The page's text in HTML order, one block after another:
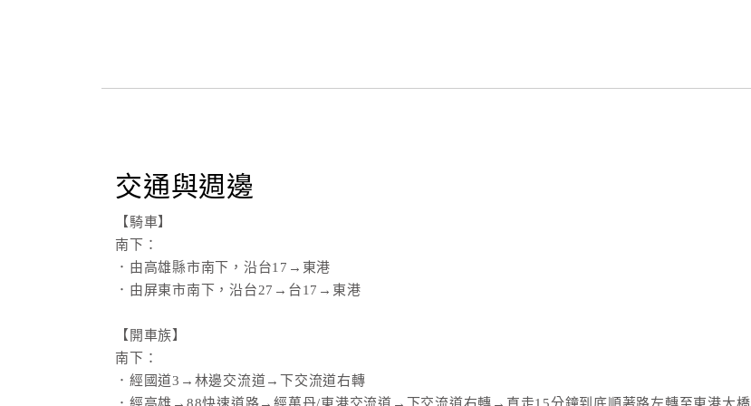
交通與週邊
【騎車】
南下：
．由高雄縣市南下，沿台17→東港
．由屏東市南下，沿台27→台17→東港
【開車族】
南下：
．經國道3→林邊交流道→下交流道右轉